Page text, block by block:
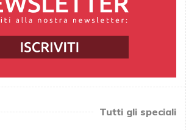
Tutti gli speciali